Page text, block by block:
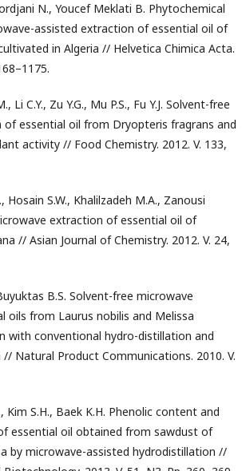
N., Youcef Meklati B. Phytochemical
assisted extraction of essential oil of
in Algeria // Helvetica Chimica Acta.
Li C.Y., Zu Y.G., Mu P.S., Fu Y.J. Solvent-free
essential oil from Dryopteris fragrans and
activity // Food Chemistry. 2012. V. 133,
Hosain S.W., Khalilzadeh M.A., Zanousi
extraction of essential oil of
// Asian Journal of Chemistry. 2012. V. 24,
B.S. Solvent-free microwave
oils from Laurus nobilis and Melissa
with conventional hydro-distillation and
Natural Product Communications. 2010. V.
Kim S.H., Baek K.H. Phenolic content and
essential oil obtained from sawdust of
by microwave-assisted hydrodistillation //